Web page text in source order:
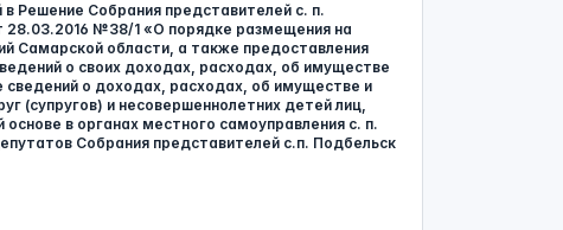
Решение Собрания представителей с. п.
28.03.2016 №38/1 «О порядке размещения на
Самарской области, а также предоставления
о своих доходах, расходах, об имуществе
о доходах, расходах, об имуществе и
(супругов) и несовершеннолетних детей лиц,
в органах местного самоуправления с. п.
Собрания представителей с.п. Подбельск